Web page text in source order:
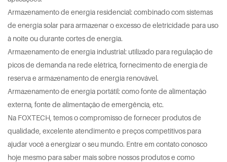
Armazenamento de energia residencial: combinado com sistemas
de energia solar para armazenar o excesso de eletricidade para uso
à noite ou durante cortes de energia.
Armazenamento de energia industrial: utilizado para regulação de
picos de demanda na rede elétrica, fornecimento de energia de
reserva e armazenamento de energia renovável.
Armazenamento de energia portátil: como fonte de alimentação
externa, fonte de alimentação de emergência, etc.
Na FOXTECH, temos o compromisso de fornecer produtos de
qualidade, excelente atendimento e preços competitivos para
ajudar você a energizar o seu mundo. Entre em contato conosco
hoje mesmo para saber mais sobre nossos produtos e como